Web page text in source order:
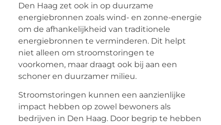
Den Haag zet ook in op duurzame
energiebronnen zoals wind- en zonne-energie
om de afhankelijkheid van traditionele
energiebronnen te verminderen. Dit helpt
niet alleen om stroomstoringen te
voorkomen, maar draagt ook bij aan een
schoner en duurzamer milieu.
Stroomstoringen kunnen een aanzienlijke
impact hebben op zowel bewoners als
bedrijven in Den Haag. Door begrip te hebben